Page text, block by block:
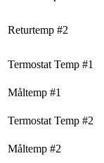
Returtemp #2
Termostat Temp #1
Måltemp #1
Termostat Temp #2
Måltemp #2